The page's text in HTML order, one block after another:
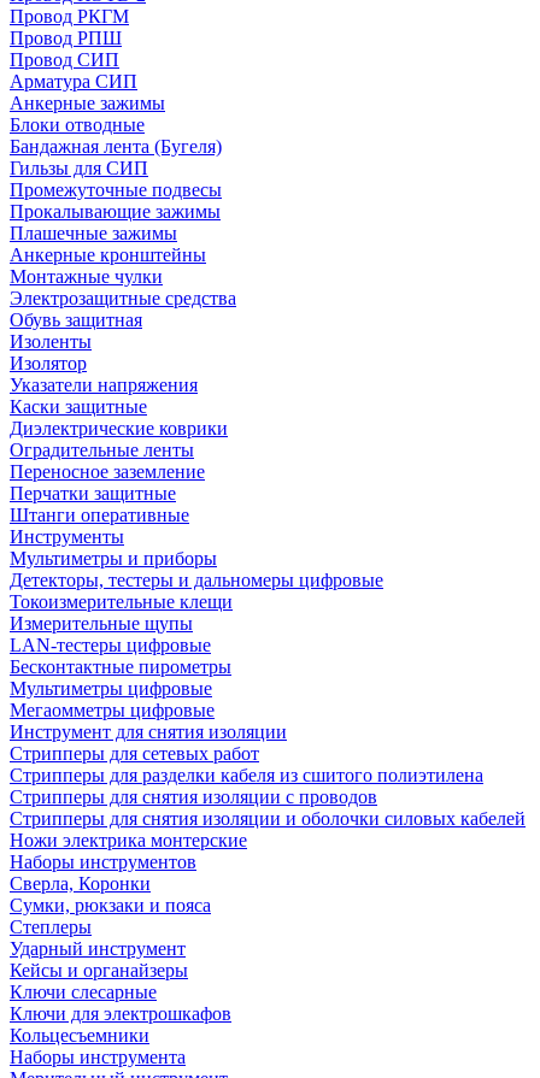
Провод РКГМ
Провод РПШ
Провод СИП
Арматура СИП
Анкерные зажимы
Блоки отводные
Бандажная лента (Бугеля)
Гильзы для СИП
Промежуточные подвесы
Прокалывающие зажимы
Плашечные зажимы
Анкерные кронштейны
Монтажные чулки
Электрозащитные средства
Обувь защитная
Изоленты
Изолятор
Указатели напряжения
Каски защитные
Диэлектрические коврики
Оградительные ленты
Переносное заземление
Перчатки защитные
Штанги оперативные
Инструменты
Мультиметры и приборы
Детекторы, тестеры и дальномеры цифровые
Токоизмерительные клещи
Измерительные щупы
LAN-тестеры цифровые
Бесконтактные пирометры
Мультиметры цифровые
Мегаомметры цифровые
Инструмент для снятия изоляции
Стрипперы для сетевых работ
Стрипперы для разделки кабеля из сшитого полиэтилена
Cтрипперы для снятия изоляции с проводов
Стрипперы для снятия изоляции и оболочки силовых кабелей
Ножи электрика монтерские
Наборы инструментов
Сверла, Коронки
Сумки, рюкзаки и пояса
Степлеры
Ударный инструмент
Кейсы и органайзеры
Ключи слесарные
Ключи для электрошкафов
Кольцесъемники
Наборы инструмента